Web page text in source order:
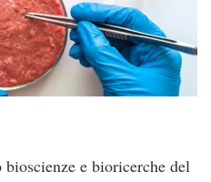
e bioricerche del